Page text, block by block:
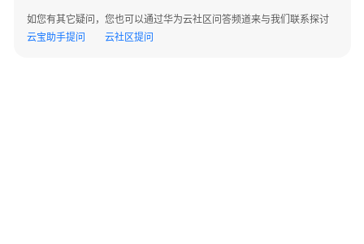
景
代
如您有其它疑问，您也可以通过华为云社区问答频道来与我们联系探讨
云宝助手提问
云社区提问